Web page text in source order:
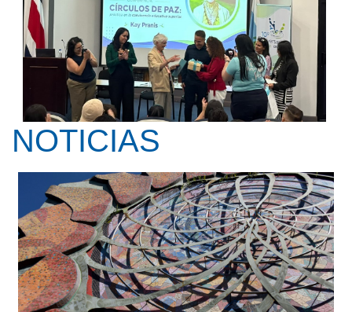
NOTICIAS
Kay Pranis ofreció la conferencia ...